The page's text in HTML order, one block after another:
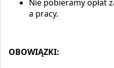
Nie pobieramy opłat
a pracy.
OBOWIĄZKI: